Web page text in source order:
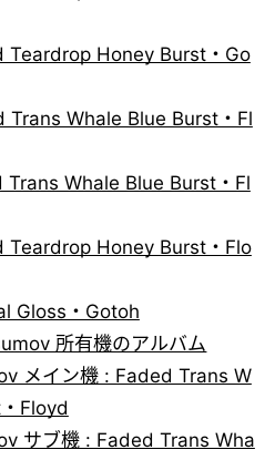
Teardrop Honey Burst・Go
Whale Blue Burst・Fl
Whale Blue Burst・Fl
Teardrop Honey Burst・Flo
Gloss・Gotoh
所有機のアルバム
メイン機 : Faded Trans W
Floyd
サブ機 : Faded Trans Wha